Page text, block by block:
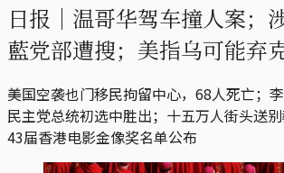
日报｜温哥华驾车撞人案；
藍党部遭搜；美指乌可能弃
美国空袭也门移民拘留中心，68人死亡；
民主党总统初选中胜出；十五万人街头送
43届香港电影金像奖名单公布